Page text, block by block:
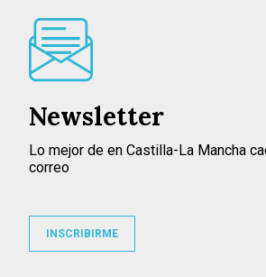
Newsletter
Lo mejor de en Castilla-La Mancha
correo
INSCRIBIRME